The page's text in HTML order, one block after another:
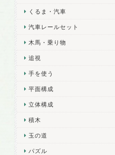
くるま・汽車
汽車レールセット
木馬・乗り物
追視
手を使う
平面構成
立体構成
積木
玉の道
パズル